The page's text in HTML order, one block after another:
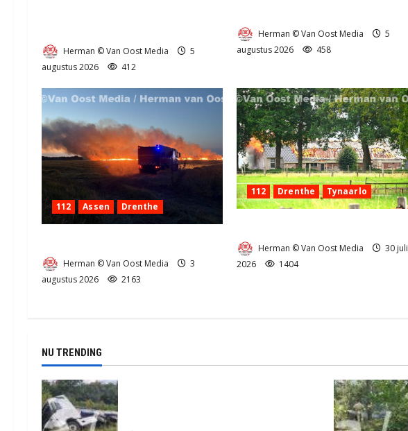
Herman © Van Oost Media
5
augustus 2026
412
Herman © Van Oost Media
5
augustus 2026
458
112 Assen Drenthe
Herman © Van Oost Media
3
augustus 2026
2163
112 Drenthe Tynaarlo
Herman © Van Oost Media
30 juli
2026
1404
NU TRENDING